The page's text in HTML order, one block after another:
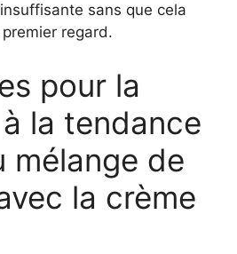
sans que cela
regard.
pour la
la tendance
mélange de
la crème